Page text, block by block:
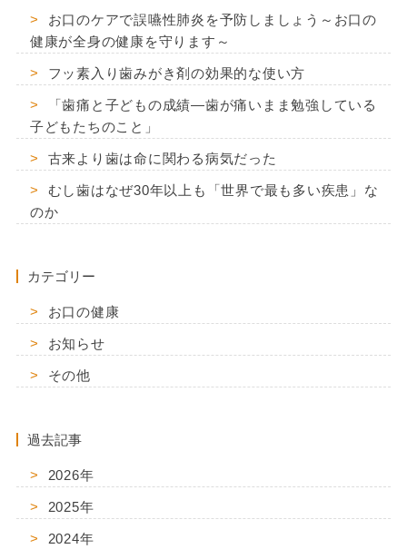
お口のケアで誤嚥性肺炎を予防しましょう～お口の
健康が全身の健康を守ります～
フッ素入り歯みがき剤の効果的な使い方
「歯痛と子どもの成績―歯が痛いまま勉強している
子どもたちのこと」
古来より歯は命に関わる病気だった
むし歯はなぜ30年以上も「世界で最も多い疾患」な
のか
カテゴリー
お口の健康
お知らせ
その他
過去記事
2026年
2025年
2024年